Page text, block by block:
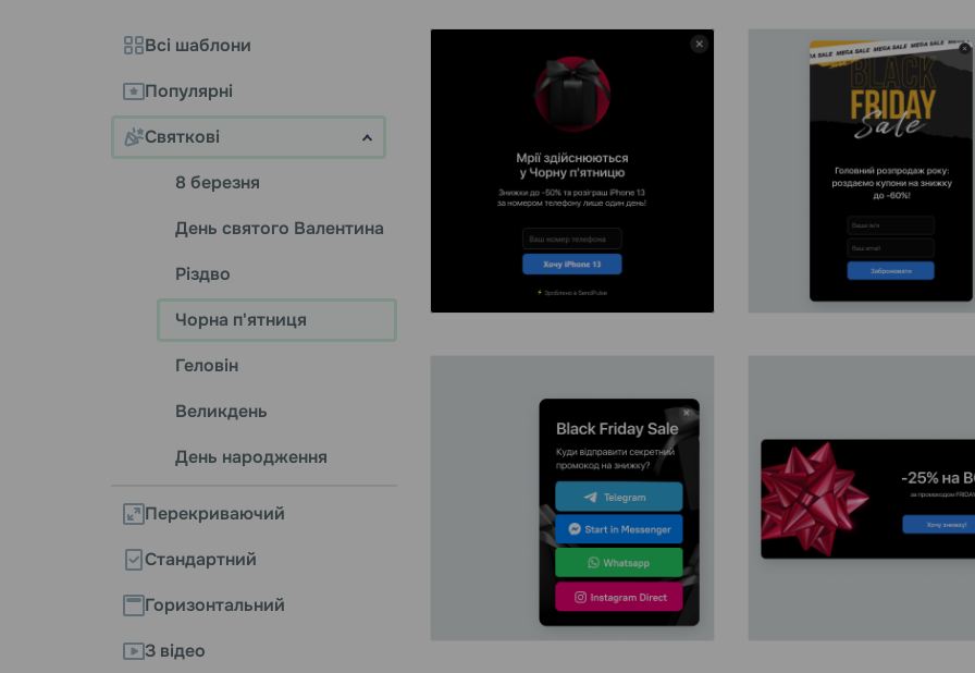
Всі шаблони
Популярні
Святкові
8 березня
День святого Валентина
Різдво
Чорна п'ятниця
Геловін
Великдень
День народження
Перекриваючий
Стандартний
Горизонтальний
З відео